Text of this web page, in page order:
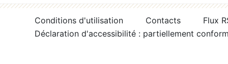
Conditions d'utilisation Contacts
Flux
Déclaration d'accessibilité : partiellement